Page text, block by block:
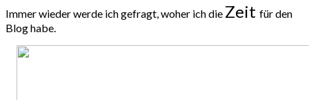
Immer wieder werde ich gefragt, woher ich die Zeit für den
Blog habe.